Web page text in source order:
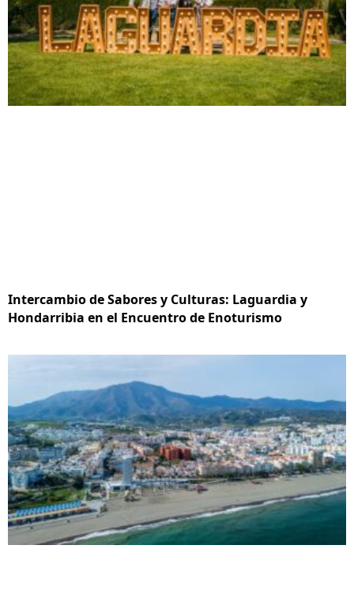
Intercambio de Sabores y Culturas: Laguardia y
Hondarribia en el Encuentro de Enoturismo